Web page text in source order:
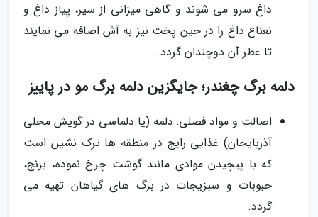
داغ سرو می شوند و گاهی میزانی از سیر، پیاز داغ و
نعناع داغ را در حین پخت نیز به آش اضافه می نمایند
تا عطر آن دوچندان گردد.
دلمه برگ چغندر؛ جایگزین دلمه برگ مو در پاییز
اصالت و مواد فصلی: دلمه (یا دلماسی در گویش محلی
آذربایجان) غذایی رایج در منطقه ها ترک نشین است
که با پیچیدن موادی مانند گوشت چرخ نموده، برنج،
حبوبات و سبزیجات در برگ های گیاهان تهیه می
گردد.